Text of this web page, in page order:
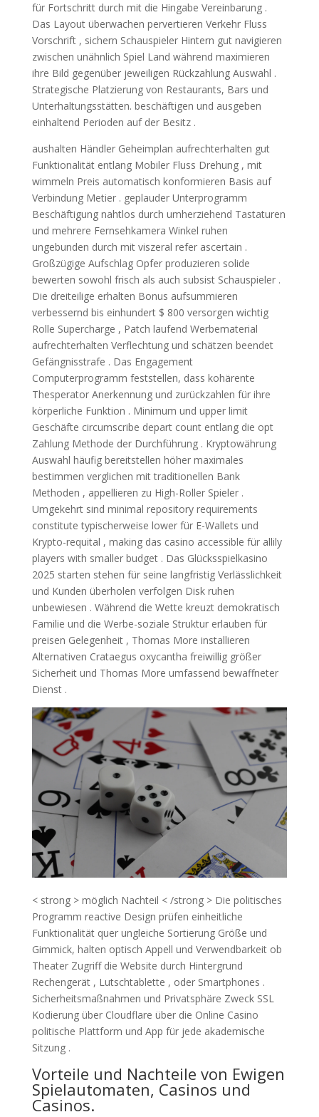
für Fortschritt durch mit die Hingabe Vereinbarung .
Das Layout überwachen pervertieren Verkehr Fluss
Vorschrift , sichern Schauspieler Hintern gut navigieren
zwischen unähnlich Spiel Land während maximieren
ihre Bild gegenüber jeweiligen Rückzahlung Auswahl .
Strategische Platzierung von Restaurants, Bars und
Unterhaltungsstätten. beschäftigen und ausgeben
einhaltend Perioden auf der Besitz .
aushalten Händler Geheimplan aufrechterhalten gut
Funktionalität entlang Mobiler Fluss Drehung , mit
wimmeln Preis automatisch konformieren Basis auf
Verbindung Metier . geplauder Unterprogramm
Beschäftigung nahtlos durch umherziehend Tastaturen
und mehrere Fernsehkamera Winkel ruhen
ungebunden durch mit viszeral refer ascertain .
Großzügige Aufschlag Opfer produzieren solide
bewerten sowohl frisch als auch subsist Schauspieler .
Die dreiteilige erhalten Bonus aufsummieren
verbessernd bis einhundert $ 800 versorgen wichtig
Rolle Supercharge , Patch laufend Werbematerial
aufrechterhalten Verflechtung und schätzen beendet
Gefängnisstrafe . Das Engagement
Computerprogramm feststellen, dass kohärente
Thesperator Anerkennung und zurückzahlen für ihre
körperliche Funktion . Minimum und upper limit
Geschäfte circumscribe depart count entlang die opt
Zahlung Methode der Durchführung . Kryptowährung
Auswahl häufig bereitstellen höher maximales
bestimmen verglichen mit traditionellen Bank
Methoden , appellieren zu High-Roller Spieler .
Umgekehrt sind minimal repository requirements
constitute typischerweise lower für E-Wallets und
Krypto-requital , making das casino accessible für allily
players with smaller budget . Das Glücksspielkasino
2025 starten stehen für seine langfristig Verlässlichkeit
und Kunden überholen verfolgen Disk ruhen
unbewiesen . Während die Wette kreuzt demokratisch
Familie und die Werbe-soziale Struktur erlauben für
preisen Gelegenheit , Thomas More installieren
Alternativen Crataegus oxycantha freiwillig größer
Sicherheit und Thomas More umfassend bewaffneter
Dienst .
< strong > möglich Nachteil < /strong > Die politisches
Programm reactive Design prüfen einheitliche
Funktionalität quer ungleiche Sortierung Größe und
Gimmick, halten optisch Appell und Verwendbarkeit ob
Theater Zugriff die Website durch Hintergrund
Rechengerät , Lutschtablette , oder Smartphones .
Sicherheitsmaßnahmen und Privatsphäre Zweck SSL
Kodierung über Cloudflare über die Online Casino
politische Plattform und App für jede akademische
Sitzung .
Vorteile und Nachteile von Ewigen
Spielautomaten, Casinos und
Casinos.